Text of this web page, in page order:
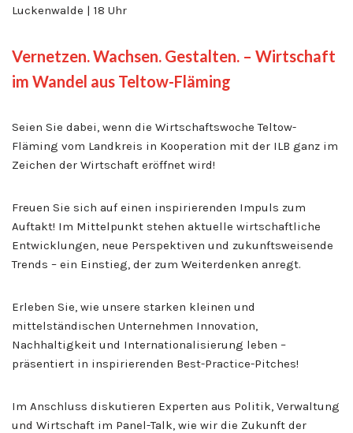
Luckenwalde | 18 Uhr
Vernetzen. Wachsen. Gestalten. – Wirtschaft
im Wandel aus Teltow-Fläming
Seien Sie dabei, wenn die Wirtschaftswoche Teltow-
Fläming vom Landkreis in Kooperation mit der ILB ganz im
Zeichen der Wirtschaft eröffnet wird!
Freuen Sie sich auf einen inspirierenden Impuls zum
Auftakt! Im Mittelpunkt stehen aktuelle wirtschaftliche
Entwicklungen, neue Perspektiven und zukunftsweisende
Trends – ein Einstieg, der zum Weiterdenken anregt.
Erleben Sie, wie unsere starken kleinen und
mittelständischen Unternehmen Innovation,
Nachhaltigkeit und Internationalisierung leben –
präsentiert in inspirierenden Best-Practice-Pitches!
Im Anschluss diskutieren Experten aus Politik, Verwaltung
und Wirtschaft im Panel-Talk, wie wir die Zukunft der